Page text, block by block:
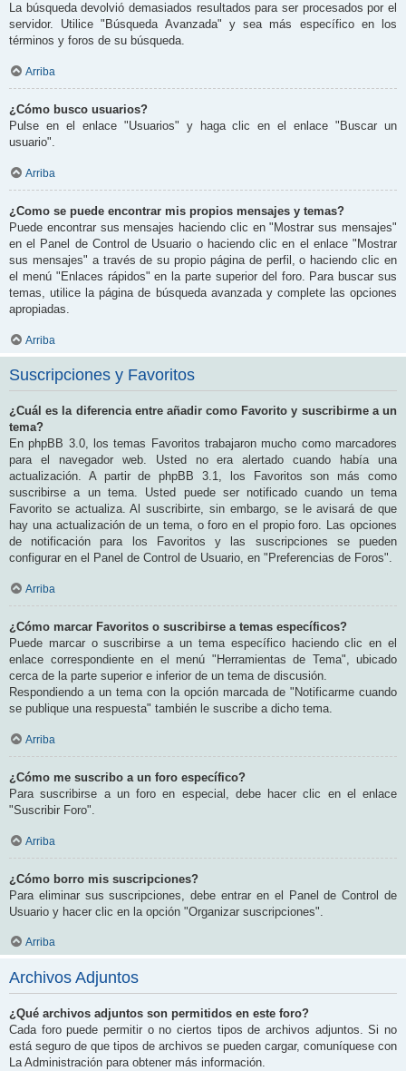
La búsqueda devolvió demasiados resultados para ser procesados por el
servidor. Utilice "Búsqueda Avanzada" y sea más específico en los
términos y foros de su búsqueda.
Arriba
¿Cómo busco usuarios?
Pulse en el enlace "Usuarios" y haga clic en el enlace "Buscar un
usuario".
Arriba
¿Como se puede encontrar mis propios mensajes y temas?
Puede encontrar sus mensajes haciendo clic en "Mostrar sus mensajes"
en el Panel de Control de Usuario o haciendo clic en el enlace "Mostrar
sus mensajes" a través de su propio página de perfil, o haciendo clic en
el menú "Enlaces rápidos" en la parte superior del foro. Para buscar sus
temas, utilice la página de búsqueda avanzada y complete las opciones
apropiadas.
Arriba
Suscripciones y Favoritos
¿Cuál es la diferencia entre añadir como Favorito y suscribirme a un
tema?
En phpBB 3.0, los temas Favoritos trabajaron mucho como marcadores
para el navegador web. Usted no era alertado cuando había una
actualización. A partir de phpBB 3.1, los Favoritos son más como
suscribirse a un tema. Usted puede ser notificado cuando un tema
Favorito se actualiza. Al suscribirte, sin embargo, se le avisará de que
hay una actualización de un tema, o foro en el propio foro. Las opciones
de notificación para los Favoritos y las suscripciones se pueden
configurar en el Panel de Control de Usuario, en "Preferencias de Foros".
Arriba
¿Cómo marcar Favoritos o suscribirse a temas específicos?
Puede marcar o suscribirse a un tema específico haciendo clic en el
enlace correspondiente en el menú "Herramientas de Tema", ubicado
cerca de la parte superior e inferior de un tema de discusión.
Respondiendo a un tema con la opción marcada de "Notificarme cuando
se publique una respuesta" también le suscribe a dicho tema.
Arriba
¿Cómo me suscribo a un foro específico?
Para suscribirse a un foro en especial, debe hacer clic en el enlace
"Suscribir Foro".
Arriba
¿Cómo borro mis suscripciones?
Para eliminar sus suscripciones, debe entrar en el Panel de Control de
Usuario y hacer clic en la opción "Organizar suscripciones".
Arriba
Archivos Adjuntos
¿Qué archivos adjuntos son permitidos en este foro?
Cada foro puede permitir o no ciertos tipos de archivos adjuntos. Si no
está seguro de que tipos de archivos se pueden cargar, comuníquese con
La Administración para obtener más información.